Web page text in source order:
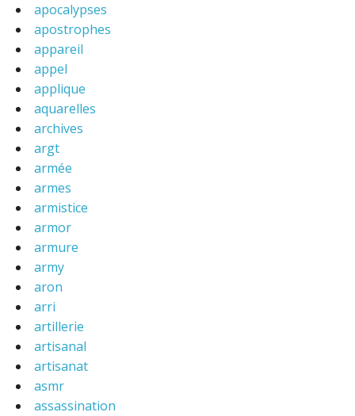
apocalypses
apostrophes
appareil
appel
applique
aquarelles
archives
argt
armée
armes
armistice
armor
armure
army
aron
arri
artillerie
artisanal
artisanat
asmr
assassination